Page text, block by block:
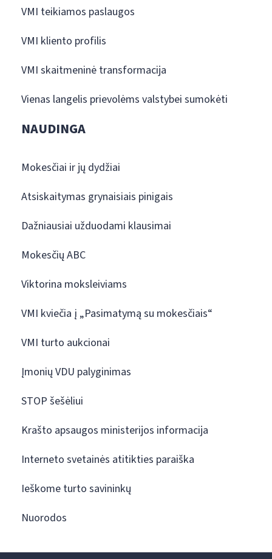
VMI teikiamos paslaugos
VMI kliento profilis
VMI skaitmeninė transformacija
Vienas langelis prievolėms valstybei sumokėti
NAUDINGA
Mokesčiai ir jų dydžiai
Atsiskaitymas grynaisiais pinigais
Dažniausiai užduodami klausimai
Mokesčių ABC
Viktorina moksleiviams
VMI kviečia į „Pasimatymą su mokesčiais“
VMI turto aukcionai
Įmonių VDU palyginimas
STOP šešėliui
Krašto apsaugos ministerijos informacija
Interneto svetainės atitikties paraiška
Ieškome turto savininkų
Nuorodos